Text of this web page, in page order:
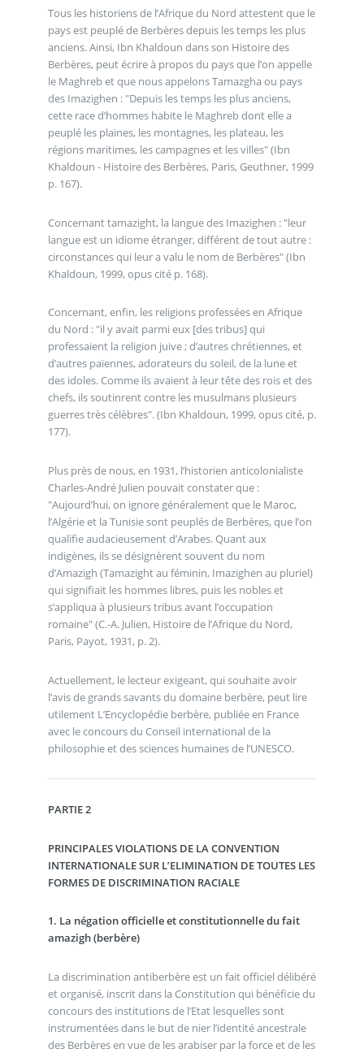
Tous les historiens de l’Afrique du Nord attestent que le
pays est peuplé de Berbères depuis les temps les plus
anciens. Ainsi, Ibn Khaldoun dans son Histoire des
Berbères, peut écrire à propos du pays que l’on appelle
le Maghreb et que nous appelons Tamazgha ou pays
des Imazighen : "Depuis les temps les plus anciens,
cette race d’hommes habite le Maghreb dont elle a
peuplé les plaines, les montagnes, les plateau, les
régions maritimes, les campagnes et les villes" (Ibn
Khaldoun - Histoire des Berbères, Paris, Geuthner, 1999
p. 167).
Concernant tamazight, la langue des Imazighen : "leur
langue est un idiome étranger, différent de tout autre :
circonstances qui leur a valu le nom de Berbères" (Ibn
Khaldoun, 1999, opus cité p. 168).
Concernant, enfin, les religions professées en Afrique
du Nord : "il y avait parmi eux [des tribus] qui
professaient la religion juive ; d’autres chrétiennes, et
d’autres païennes, adorateurs du soleil, de la lune et
des idoles. Comme ils avaient à leur tête des rois et des
chefs, ils soutinrent contre les musulmans plusieurs
guerres très célèbres". (Ibn Khaldoun, 1999, opus cité, p.
177).
Plus près de nous, en 1931, l’historien anticolonialiste
Charles-André Julien pouvait constater que :
"Aujourd’hui, on ignore généralement que le Maroc,
l’Algérie et la Tunisie sont peuplés de Berbères, que l’on
qualifie audacieusement d’Arabes. Quant aux
indigènes, ils se désignèrent souvent du nom
d’Amazigh (Tamazight au féminin, Imazighen au pluriel)
qui signifiait les hommes libres, puis les nobles et
s’appliqua à plusieurs tribus avant l’occupation
romaine" (C.-A. Julien, Histoire de l’Afrique du Nord,
Paris, Payot, 1931, p. 2).
Actuellement, le lecteur exigeant, qui souhaite avoir
l’avis de grands savants du domaine berbère, peut lire
utilement L’Encyclopédie berbère, publiée en France
avec le concours du Conseil international de la
philosophie et des sciences humaines de l’UNESCO.
PARTIE 2
PRINCIPALES VIOLATIONS DE LA CONVENTION
INTERNATIONALE SUR L’ELIMINATION DE TOUTES LES
FORMES DE DISCRIMINATION RACIALE
1. La négation officielle et constitutionnelle du fait
amazigh (berbère)
La discrimination antiberbère est un fait officiel délibéré
et organisé, inscrit dans la Constitution qui bénéficie du
concours des institutions de l’Etat lesquelles sont
instrumentées dans le but de nier l’identité ancestrale
des Berbères en vue de les arabiser par la force et de les